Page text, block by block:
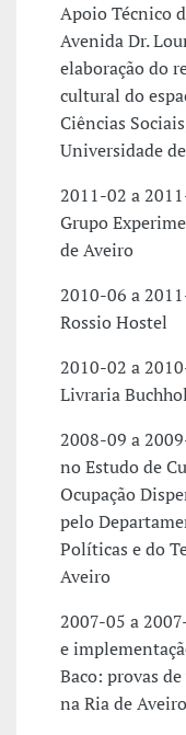
Apoio Técnico
Avenida Dr.
elaboração do
cultural do
Ciências
Universidade
2011-02 a
Grupo
de Aveiro
2010-06 a
Rossio Hostel
2010-02 a
Livraria
2008-09 a
no Estudo de
Ocupação
pelo
Políticas e do
Aveiro
2007-05 a
e
Baco: provas
na Ria de